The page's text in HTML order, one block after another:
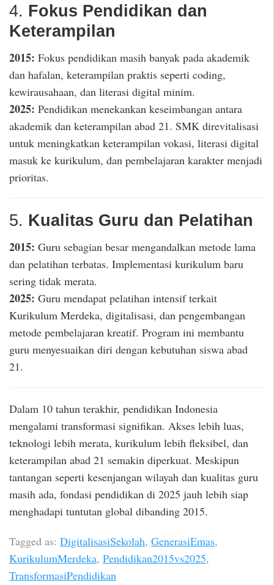
4. Fokus Pendidikan dan
Keterampilan
2015: Fokus pendidikan masih banyak pada akademik
dan hafalan, keterampilan praktis seperti coding,
kewirausahaan, dan literasi digital minim.
2025: Pendidikan menekankan keseimbangan antara
akademik dan keterampilan abad 21. SMK direvitalisasi
untuk meningkatkan keterampilan vokasi, literasi digital
masuk ke kurikulum, dan pembelajaran karakter menjadi
prioritas.
5. Kualitas Guru dan Pelatihan
2015: Guru sebagian besar mengandalkan metode lama
dan pelatihan terbatas. Implementasi kurikulum baru
sering tidak merata.
2025: Guru mendapat pelatihan intensif terkait
Kurikulum Merdeka, digitalisasi, dan pengembangan
metode pembelajaran kreatif. Program ini membantu
guru menyesuaikan diri dengan kebutuhan siswa abad
21.
Dalam 10 tahun terakhir, pendidikan Indonesia
mengalami transformasi signifikan. Akses lebih luas,
teknologi lebih merata, kurikulum lebih fleksibel, dan
keterampilan abad 21 semakin diperkuat. Meskipun
tantangan seperti kesenjangan wilayah dan kualitas guru
masih ada, fondasi pendidikan di 2025 jauh lebih siap
menghadapi tuntutan global dibanding 2015.
Tagged as: DigitalisasiSekolah, GenerasiEmas,
KurikulumMerdeka, Pendidikan2015vs2025,
TransformasiPendidikan